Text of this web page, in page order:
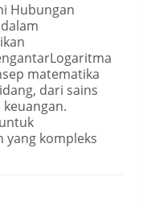
Hubungan
matematika
dari sains
yang kompleks